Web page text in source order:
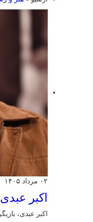
۰۲ مرداد ۱۴۰۵
اکبر
اکبر عبدی،